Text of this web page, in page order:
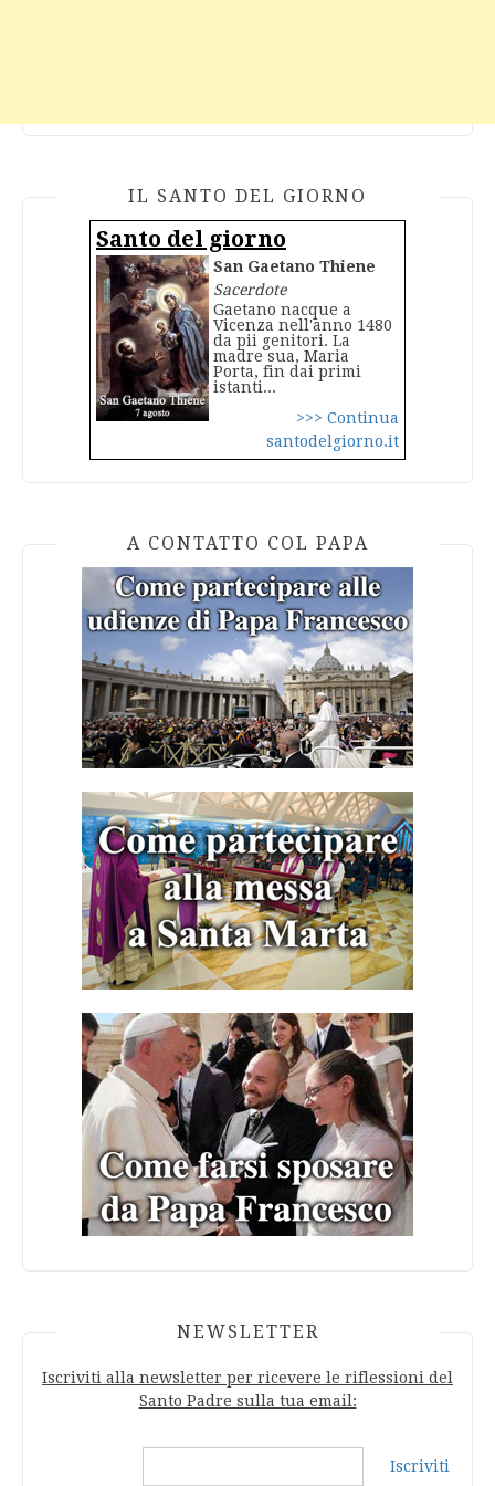
IL SANTO DEL GIORNO
Santo del giorno
San Gaetano Thiene
Sacerdote
Gaetano nacque a
Vicenza nell'anno 1480
da pii genitori. La
madre sua, Maria
Porta, fin dai primi
istanti...
>>> Continua
santodelgiorno.it
A CONTATTO COL PAPA
NEWSLETTER
Iscriviti alla newsletter per ricevere le riflessioni del
Santo Padre sulla tua email:
Iscriviti